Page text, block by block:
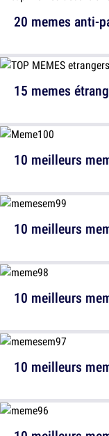
20 memes anti-
10 meilleurs
10 meilleurs
15 memes
10 meilleurs
10 meilleurs